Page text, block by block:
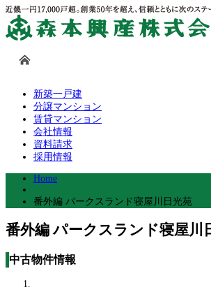
新築一戸建
分譲マンション
賃貸マンション
会社情報
資料請求
採用情報
Home
番外編 パークスランド寝屋川日光苑
番外編 パークスランド寝屋川
中古物件情報